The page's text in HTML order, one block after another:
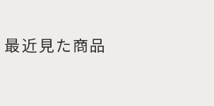
最近見た商品